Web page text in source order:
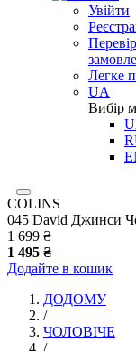
Увійти
Легке
UA
Вибір
COLINS
045 David Джинси
1 699 ₴
1 495 ₴
Додайте в кошик
ДОДОМУ
/
ЧОЛОВІЧЕ
/